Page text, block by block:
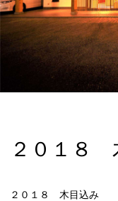
２０１８
２０１８ 木目込み